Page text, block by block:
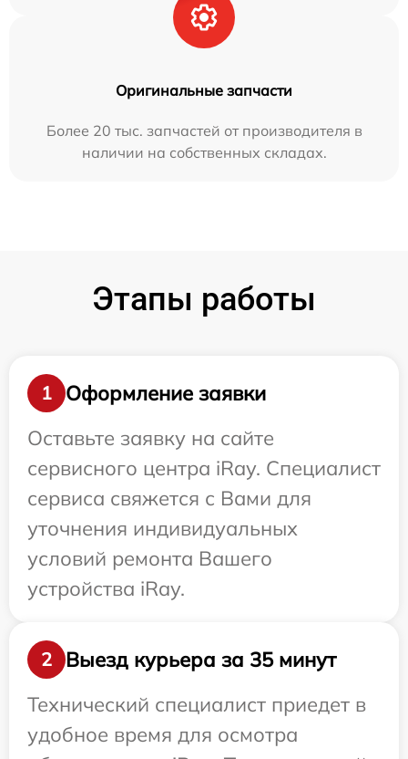
Оригинальные запчасти
Более 20 тыс. запчастей от производителя в
наличии на собственных складах.
Этапы работы
1
Оформление заявки
Оставьте заявку на сайте
сервисного центра iRay. Специалист
сервиса свяжется с Вами для
уточнения индивидуальных
условий ремонта Вашего
устройства iRay.
2
Выезд курьера за 35 минут
Технический специалист приедет в
удобное время для осмотра